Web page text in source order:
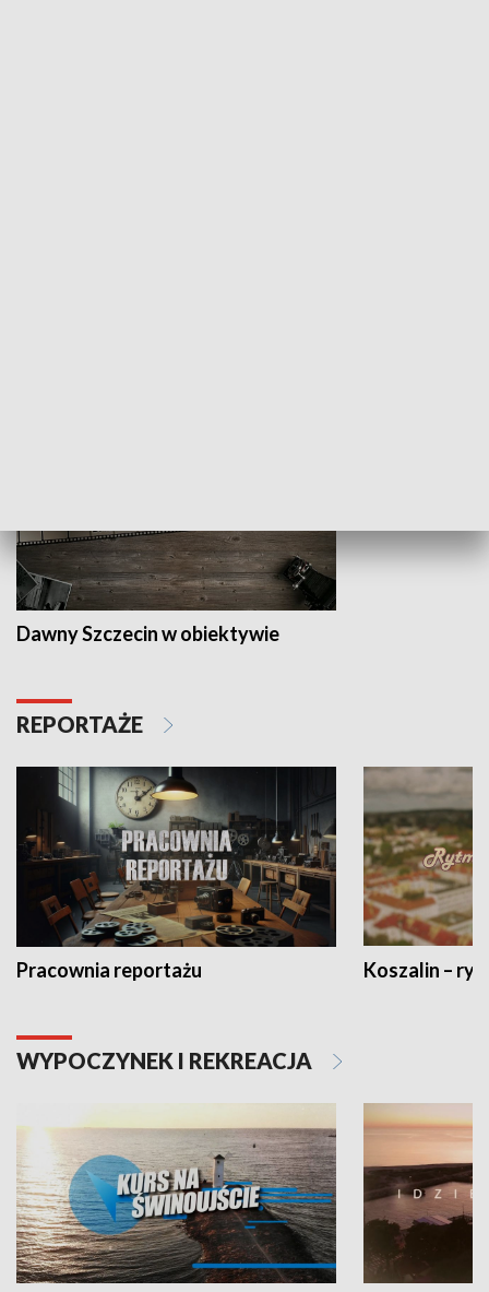
Dawny Szczecin w obiektywie
REPORTAŻE
Pracownia reportażu Koszalin –
WYPOCZYNEK I REKREACJA